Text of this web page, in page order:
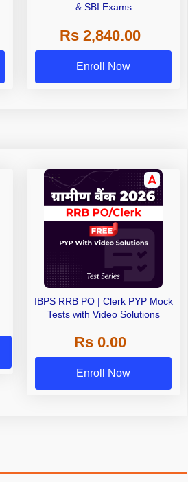
& SBI Exams
Rs 2,840.00
Enroll Now
IBPS RRB PO | Clerk PYP Mock
Tests with Video Solutions
Rs 0.00
Enroll Now